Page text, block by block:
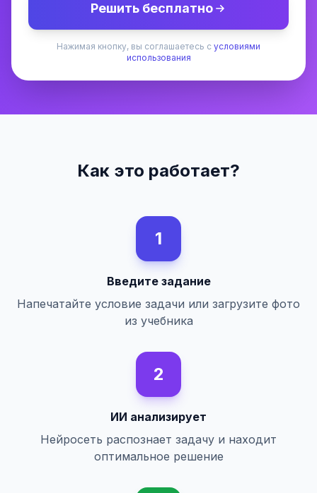
Решить бесплатно
Нажимая кнопку, вы соглашаетесь с условиями
использования
Как это работает?
1
Введите задание
Напечатайте условие задачи или загрузите фото
из учебника
2
ИИ анализирует
Нейросеть распознает задачу и находит
оптимальное решение